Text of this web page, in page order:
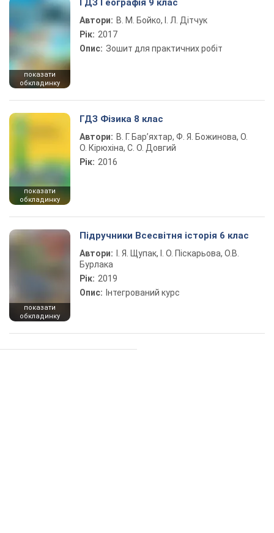
показати
обкладинку
ГДЗ Географія 9 клас
Автори: В. М. Бойко, І. Л. Дітчук
Рік: 2017
Опис: Зошит для практичних робіт
показати
обкладинку
ГДЗ Фізика 8 клас
Автори: В. Г. Бар’яхтар, Ф. Я. Божинова, О.
О. Кірюхіна, С. О. Довгий
Рік: 2016
показати
обкладинку
Підручники Всесвітня історія 6 клас
Автори:
І. Я. Щупак, І. О. Піскарьова, О.В.
Бурлака
Рік: 2019
Опис: Інтегрований курс